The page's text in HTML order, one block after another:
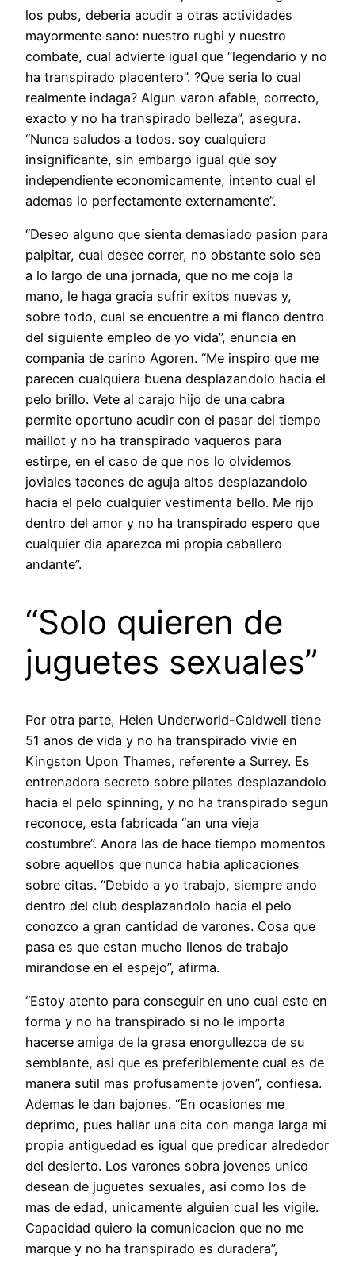
los pubs, deberia acudir a otras actividades
mayormente sano: nuestro rugbi y nuestro
combate, cual advierte igual que “legendario y no
ha transpirado placentero”. ?Que seri­a lo cual
realmente indaga? Algun varon afable, correcto,
exacto y no ha transpirado belleza”, asegura.
“Nunca saludos a todos. soy cualquiera
insignificante, sin embargo igual que soy
independiente economicamente, intento cual el
ademas lo perfectamente externamente”.
“Deseo alguno que sienta demasiado pasion para
palpitar, cual desee correr, no obstante solo sea
a lo largo de una jornada, que no me coja la
mano, le haga gracia sufrir exitos nuevas y,
sobre todo, cual se encuentre a mi flanco dentro
del siguiente empleo de yo vida”, enuncia en
compania de carino Agoren. “Me inspiro que me
parecen cualquiera buena desplazandolo hacia el
pelo brillo. Vete al carajo hijo de una cabra
permite oportuno acudir con el pasar del tiempo
maillot y no ha transpirado vaqueros para
estirpe, en el caso de que nos lo olvidemos
joviales tacones de aguja altos desplazandolo
hacia el pelo cualquier vestimenta bello. Me rijo
dentro del amor y no ha transpirado espero que
cualquier dia aparezca mi propia caballero
andante”.
“Solo quieren de
juguetes sexuales”
Por otra parte, Helen Underworld-Caldwell tiene
51 anos de vida y no ha transpirado vivie en
Kingston Upon Thames, referente a Surrey. Es
entrenadora secreto sobre pilates desplazandolo
hacia el pelo spinning, y no ha transpirado segun
reconoce, esta fabricada “an una vieja
costumbre”. Anora las de hace tiempo momentos
sobre aquellos que nunca habia aplicaciones
sobre citas. “Debido a yo trabajo, siempre ando
dentro del club desplazandolo hacia el pelo
conozco a gran cantidad de varones. Cosa que
pasa es que estan mucho llenos de trabajo
mirandose en el espejo”, afirma.
“Estoy atento para conseguir en uno cual este en
forma y no ha transpirado si no le importa
hacerse amiga de la grasa enorgullezca de su
semblante, asi que es preferiblemente cual es de
manera sutil mas profusamente joven”, confiesa.
Ademas le dan bajones. “En ocasiones me
deprimo, pues hallar una cita con manga larga mi
propia antiguedad es igual que predicar alrededor
del desierto. Los varones sobra jovenes unico
desean de juguetes sexuales, asi­ como los de
mas de edad, unicamente alguien cual les vigile.
Capacidad quiero la comunicacion que no me
marque y no ha transpirado es duradera”,